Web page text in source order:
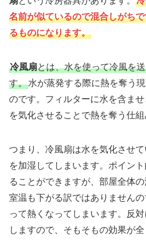
名前が似ているので混合しがち
るものになります。
冷風扇とは、水を使って冷風を
す。水が蒸発する際に熱を奪う
のです。フィルターに水を含ま
を気化させることで熱を奪う仕組
つまり、冷風扇は水を気化させ
を加湿してしまいます。ポイン
ることができますが、部屋全体の
室温も下がる訳ではありません
って熱くなってしまいます。反
しますので、そもそもの効果が